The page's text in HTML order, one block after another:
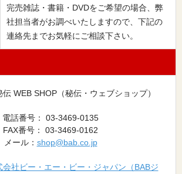
完売雑誌・書籍・DVDをご希望の場合、弊
社担当者がお調べいたしますので、下記の
連絡先までお気軽にご相談下さい。
WEB SHOP（秘伝・ウェブショップ）
電話番号： 03-3469-0135
FAX番号： 03-3469-0162
メール： shop@bab.co.jp
会社ビー・エー・ビー・ジャパン（BABジ